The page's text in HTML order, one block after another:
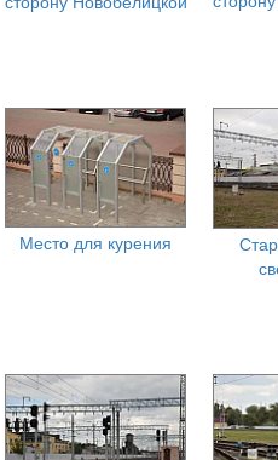
Место для курения